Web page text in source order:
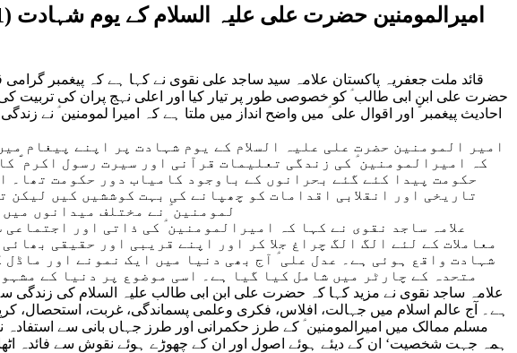
قائد ملت جعفریہ پاکستان علامہ سید ساجد علی نقوی نے کہا ہے کہ پیغمبر گرامی
حضرت علی ابن ابی طالب ؑ کو خصوصی طور پر تیار کیا اور اعلی نہج پران کی تربیت
احادیث پیغمبر ؐ اور اقوال علی ؑ میں واضح انداز میں ملتا ہے کہ امیرا لمومنین
امیر المومنین حضرت علی علیہ السلام کے یوم شہادت پر اپنے پیغام
کہ امیرالمومنین ؑ کی زندگی تعلیمات قرآنی اور سیرت رسول اکرم
حکومت پیدا کئے گئے بحرانوں کے باوجود کامیاب دور حکومت
تاریخی اور انقلابی اقدامات کو چھپانے کی بہت کوششیں کیں
لمومنین ؑ نے مختلف میدانوں
علامہ ساجد نقوی نے کہا کہ امیرالمومنین ؑ کی ذاتی اور
معاملات کے لئے الگ الگ چراغ جلا کر اور اپنے قریبی اور حقیقی
شہادت واقع ہوئی ہے۔ عدل علی ؑ آج بھی دنیا میں ایک نمونے اور
متحدہ کے چارٹر میں شامل کیا گیا ہے۔ اسی موضوع پر دنیا کے
علامہ ساجد نقوی نے مزید کہا کہ حضرت علی ابن ابی طالب علیہ السلام کی
ہے۔ آج عالم اسلام میں جہالت، افلاس، فکری وعلمی پسماندگی، غربت، استحصال،
مسلم ممالک میں امیرالمومنین ؑ کے طرز حکمرانی اور طرز جہاں بانی سے استفادہ
ہمہ جہت شخصیت‘ ان کے دیئے ہوئے اصول اور ان کے چھوڑے ہوئے نقوش سے فائدہ